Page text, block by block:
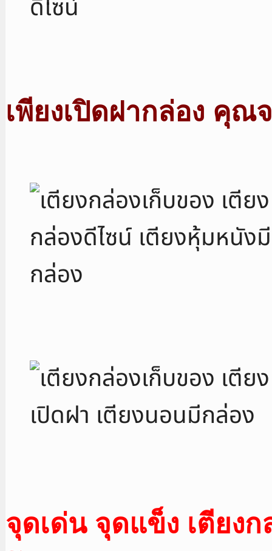
เพียงเปิดฝากล่อง คุ
จุดเด่น จุดแข็ง เตียง